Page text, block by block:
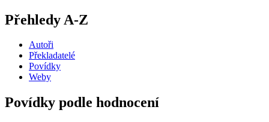
Přehledy A-Z
Autoři
Překladatelé
Povídky
Weby
Povídky podle hodnocení